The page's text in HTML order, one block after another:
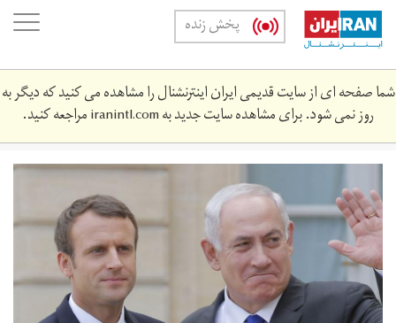
Skip
main
content
پخش زنده
شما صفحه ای از سایت قدیمی ایران اینترنشنال را مشاهده می کنید که دیگر به
روز نمی شود. برای مشاهده سایت جدید بهiranintl.comمراجعه کنید.
dc9152a1-
dd65-
4dcf-
a90b-